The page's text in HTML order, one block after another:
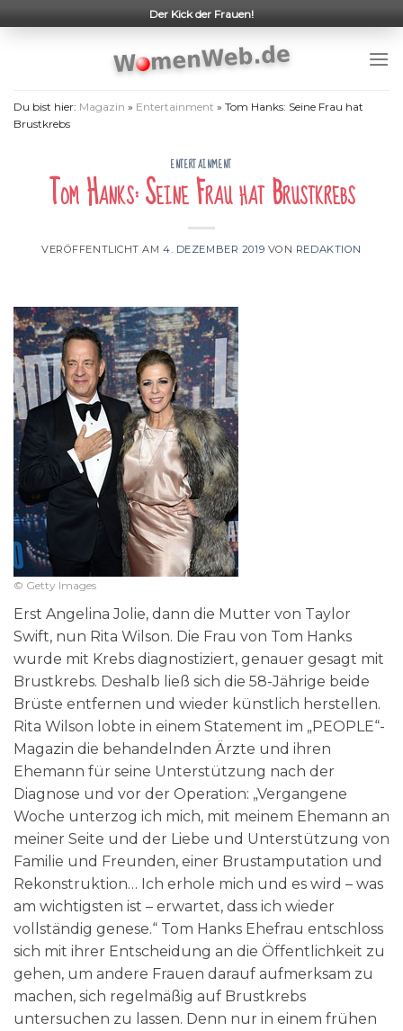
to
Der Kick der Frauen!
Du bist hier: Magazin » Entertainment » Tom Hanks: Seine Frau hat
Brustkrebs
ENTERTAINMENT
Tom Hanks: Seine Frau hat Brustkrebs
VERÖFFENTLICHT AM4. DEZEMBER 2019 VON REDAKTION
© Getty Images
Erst Angelina Jolie, dann die Mutter von Taylor
Swift, nun Rita Wilson. Die Frau von Tom Hanks
wurde mit Krebs diagnostiziert, genauer gesagt mit
Brustkrebs. Deshalb ließ sich die 58-Jährige beide
Brüste entfernen und wieder künstlich herstellen.
Rita Wilson lobte in einem Statement im „PEOPLE“-
Magazin die behandelnden Ärzte und ihren
Ehemann für seine Unterstützung nach der
Diagnose und vor der Operation: „Vergangene
Woche unterzog ich mich, mit meinem Ehemann an
meiner Seite und der Liebe und Unterstützung von
Familie und Freunden, einer Brustamputation und
Rekonstruktion… Ich erhole mich und es wird – was
am wichtigsten ist – erwartet, dass ich wieder
vollständig genese.“ Tom Hanks Ehefrau entschloss
sich mit ihrer Entscheidung an die Öffentlichkeit zu
gehen, um andere Frauen darauf aufmerksam zu
machen, sich regelmäßig auf Brustkrebs
untersuchen zu lassen. Denn nur in einem frühen